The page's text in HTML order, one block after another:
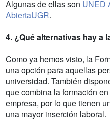
Algunas de ellas son UNED
AbiertaUGR.
4. ¿Qué alternativas hay a
Como ya hemos visto, la
una opción para aquellas
universidad. También
que combina la formación
empresa, por lo que tienen
una mayor inserción laboral.